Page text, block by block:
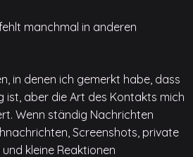
manchmal in anderen
in denen ich gemerkt habe, dass
ist, aber die Art des Kontakts mich
Wenn ständig Nachrichten
Screenshots, private
kleine Reaktionen